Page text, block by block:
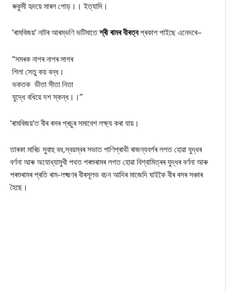
ৰুকুমী হৃদয়ে মাৰল গোড়।। ইত্যাদি।
‘ৰামবিজয়‘ নাটৰ আৰম্ভণি ভটিমাতেশ্ৰী ৰামৰ বীৰত্বপ্ৰকাশ পাইছে এনেদৰে–
‘‘সমৰক নাগৰ নাগৰ সাগৰ
শিলা সেতু কয় বন্ধ।
ভকতক ভীতা সীতা নিতা
যুদ্ধে বধিয়ে দশ স্কন্ধ।।”
‘ৰামবিজয়‘ত বীৰ ৰসৰ প্ৰচুৰ সমাবেশ লক্ষ্য কৰা যায়।
তাৰকা মাৰিচ সুবাহু বধ,স্বয়ম্বৰ সভাত পাণিপ্ৰাথী ৰাজন্যবৰ্গৰ লগত হোৱা যুদ্ধৰ
বৰ্ণনা আৰু অযোধ্যামুখী পথত পৰশুৰামৰ লগত হোৱা বিশ্বামিত্ৰৰ যুদ্ধৰ বৰ্ণনা আৰু
পৰশুৰামৰ প্ৰতি ৰাম-লক্ষ্মণৰ বীৰসূলভ বচন আদিৰ মাজেদি ঘাইকৈ বীৰ ৰসৰ সঞ্চাৰ
হৈছে।